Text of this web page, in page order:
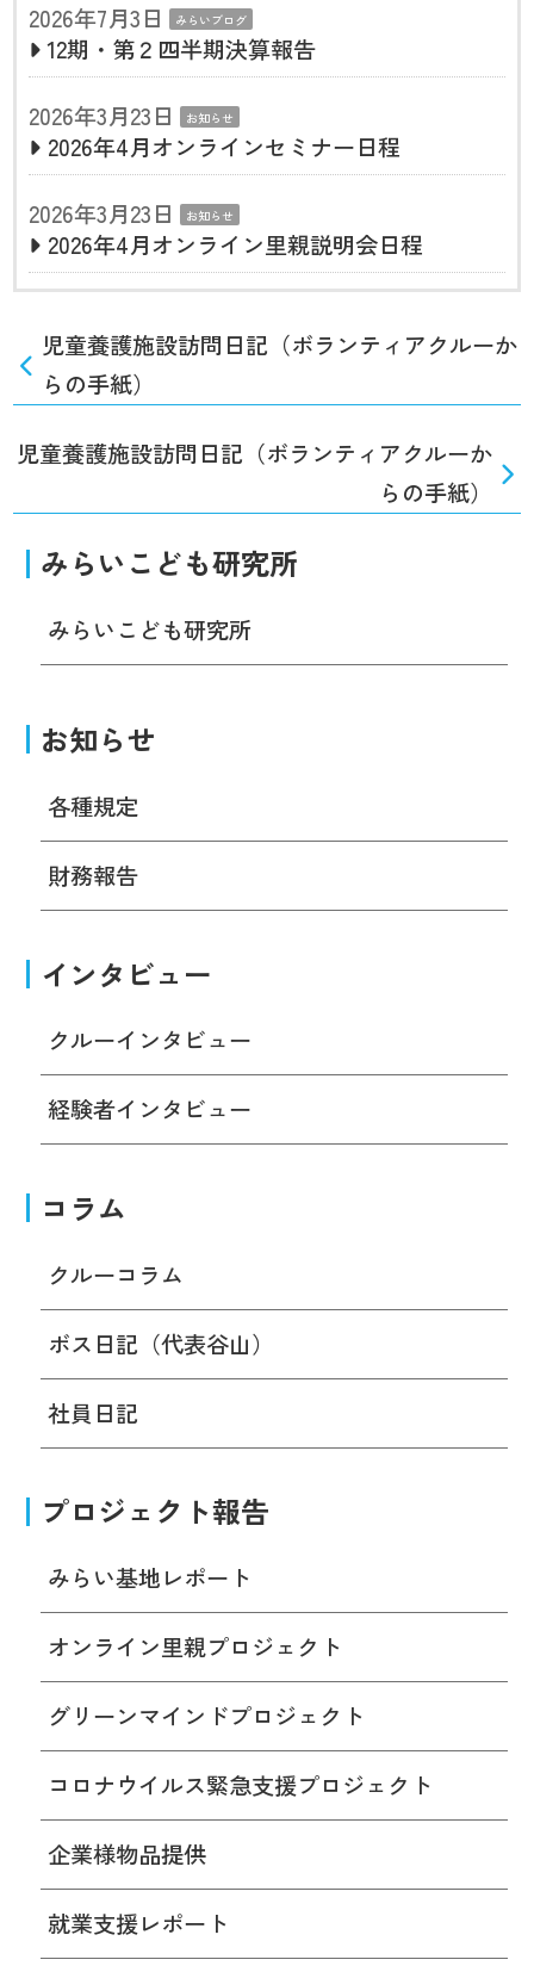
2026年7月3日
みらいブログ
12期・第２四半期決算報告
2026年3月23日
お知らせ
2026年4月オンラインセミナー日程
2026年3月23日
お知らせ
2026年4月オンライン里親説明会日程
児童養護施設訪問日記（ボランティアクルーか
らの手紙）
児童養護施設訪問日記（ボランティアクルーか
らの手紙）
みらいこども研究所
みらいこども研究所
お知らせ
各種規定
財務報告
インタビュー
クルーインタビュー
経験者インタビュー
コラム
クルーコラム
ボス日記（代表谷山）
社員日記
プロジェクト報告
みらい基地レポート
オンライン里親プロジェクト
グリーンマインドプロジェクト
コロナウイルス緊急支援プロジェクト
企業様物品提供
就業支援レポート